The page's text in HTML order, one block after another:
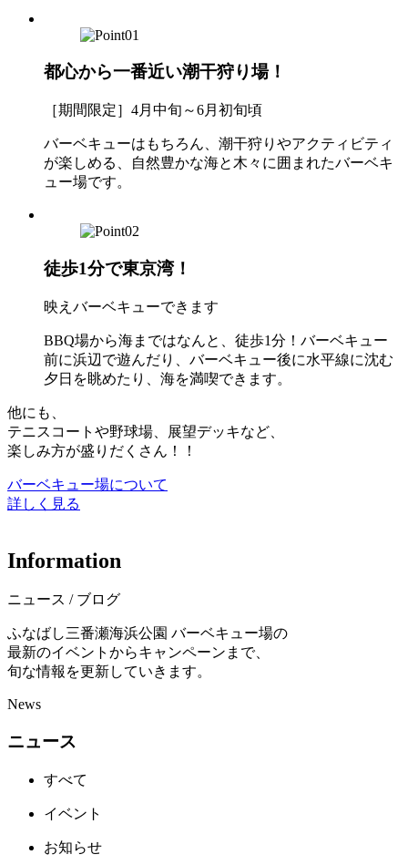
都心から一番近い潮干狩り場！
［期間限定］4月中旬～6月初旬頃
バーベキューはもちろん、潮干狩りやアクティビティ
が楽しめる、自然豊かな海と木々に囲まれたバーベキ
ュー場です。
徒歩1分で東京湾！
映えバーベキューできます
BBQ場から海まではなんと、徒歩1分！バーベキュー
前に浜辺で遊んだり、バーベキュー後に水平線に沈む
夕日を眺めたり、海を満喫できます。
他にも、
テニスコートや野球場、展望デッキなど、
楽しみ方が盛りだくさん！！
バーベキュー場について
詳しく見る
Information
ニュース / ブログ
ふなばし三番瀬海浜公園 バーベキュー場の
最新のイベントからキャンペーンまで、
旬な情報を更新していきます。
News
ニュース
すべて
イベント
お知らせ